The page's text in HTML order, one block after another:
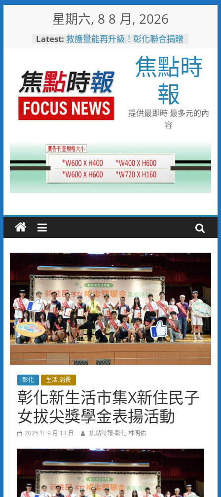
星期六, 8 8 月, 2026
Latest: 救護量能再升級！彰化聯合捐贈
台中捷運南屯站土地開發共構大
樓開工動土 公私協力打造宜居
新地標實現軌道經濟願景
台中市技職教育再攀高峰！ 全
國技能競賽勇奪23面獎牌
日本花藝大師梅垣稔抵台交流
「花見日和」展現台日花藝文化
彰化縣長參選人魏平政彰化造
勢 喊福利超越六都承接王惠美
施政再升級
焦點時
報
提供最即時 最多元的內
容
彰化 生活.消費
彰化新生活市集X新住民子
女拔尖獎學金表揚活動
2025 年 9 月 13 日 焦點時報-彰化 林明佑